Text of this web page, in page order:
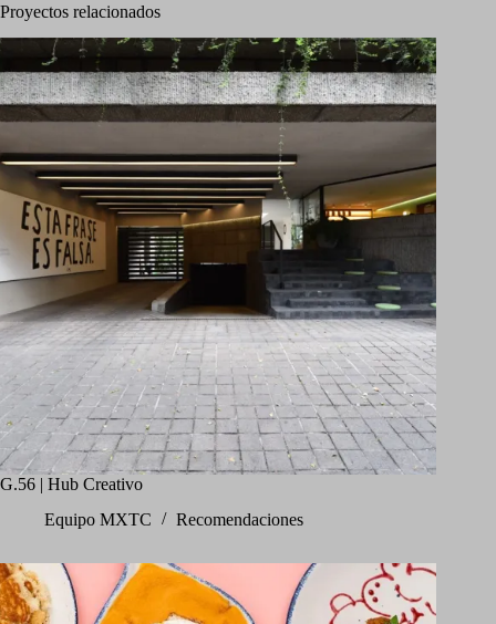
Proyectos relacionados
G.56 | Hub Creativo
Equipo MXTC
Recomendaciones